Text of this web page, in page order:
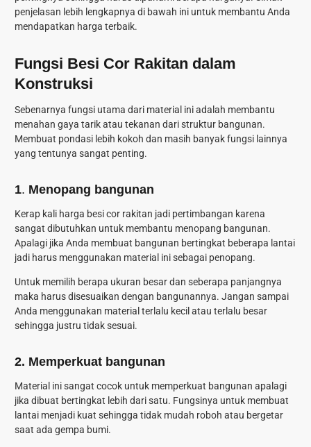
penjelasan lebih lengkapnya di bawah ini untuk membantu Anda
mendapatkan harga terbaik.
Fungsi Besi Cor Rakitan dalam
Konstruksi
Sebenarnya fungsi utama dari material ini adalah membantu
menahan gaya tarik atau tekanan dari struktur bangunan.
Membuat pondasi lebih kokoh dan masih banyak fungsi lainnya
yang tentunya sangat penting.
1. Menopang bangunan
Kerap kali harga besi cor rakitan jadi pertimbangan karena
sangat dibutuhkan untuk membantu menopang bangunan.
Apalagi jika Anda membuat bangunan bertingkat beberapa lantai
jadi harus menggunakan material ini sebagai penopang.
Untuk memilih berapa ukuran besar dan seberapa panjangnya
maka harus disesuaikan dengan bangunannya. Jangan sampai
Anda menggunakan material terlalu kecil atau terlalu besar
sehingga justru tidak sesuai.
2. Memperkuat bangunan
Material ini sangat cocok untuk memperkuat bangunan apalagi
jika dibuat bertingkat lebih dari satu. Fungsinya untuk membuat
lantai menjadi kuat sehingga tidak mudah roboh atau bergetar
saat ada gempa bumi.